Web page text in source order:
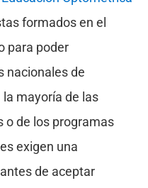
formados en el
para poder
nacionales de
mayoría de las
o de los programas
exigen una
de aceptar